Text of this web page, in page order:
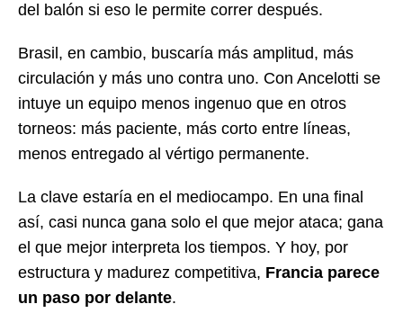
del balón si eso le permite correr después.
Brasil, en cambio, buscaría más amplitud, más
circulación y más uno contra uno. Con Ancelotti se
intuye un equipo menos ingenuo que en otros
torneos: más paciente, más corto entre líneas,
menos entregado al vértigo permanente.
La clave estaría en el mediocampo. En una final
así, casi nunca gana solo el que mejor ataca; gana
el que mejor interpreta los tiempos. Y hoy, por
estructura y madurez competitiva, Francia parece
un paso por delante.